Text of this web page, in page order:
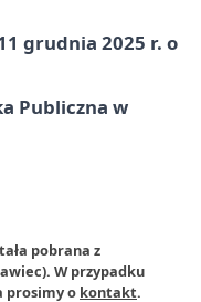
grudnia 2025 r. o
Publiczna w
pobrana z
W przypadku
prosimy o kontakt.